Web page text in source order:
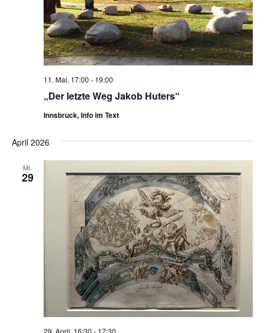
„Der letzte Weg Jakob Huters“
11. Mai, 17:00 - 19:00
Innsbruck, Info im Text
April 2026
MI.
29